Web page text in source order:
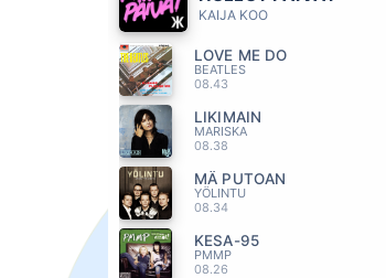
KAIJA KOO
LOVE ME DO
BEATLES
08.43
LIKIMAIN
MARISKA
08.38
MÄ PUTOAN
YÖLINTU
08.34
KESA-95
PMMP
08.26